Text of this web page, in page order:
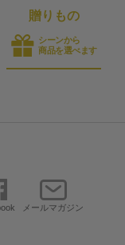
贈りもの
シーンから
商品を選べます
メールマガジン